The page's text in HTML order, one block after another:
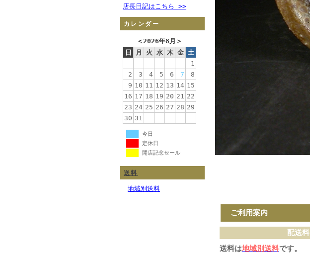
店長日記はこちら >>
カレンダー
＜2026年8月 ＞
日
月 火 水 木 金 土
1
2
3 4 5 6 7
8
9 10 11 12 13 14 15
16 17 18 19 20 21 22
23 24 25 26 27 28 29
30 31
今日
定休日
開店記念セール
送料
地域別送料
ご利用案内
配送料
送料は地域別送料です。